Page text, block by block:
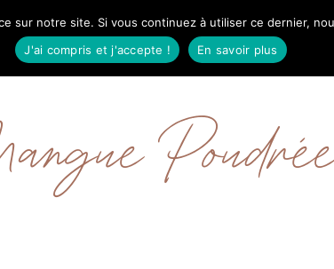
MODE VOYAGES
sur notre site. Si vous continuez à utiliser ce dernier,
J'ai compris et j'accepte !
En savoir plus